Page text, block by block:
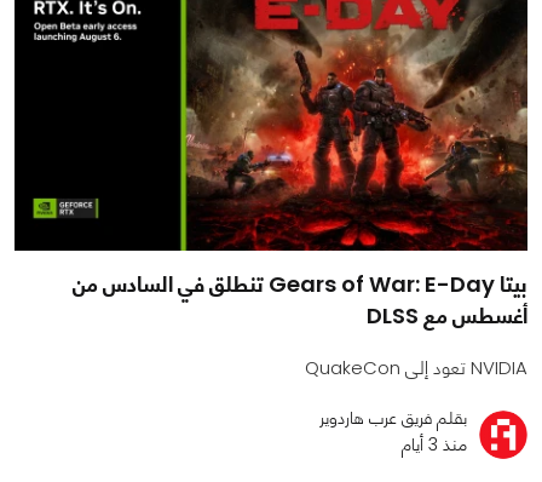
بيتا Gears of War: E-Day تنطلق في السادس من
أغسطس مع DLSS
NVIDIA تعود إلى QuakeCon
بقلم فريق عرب هاردوير
منذ 3 أيام